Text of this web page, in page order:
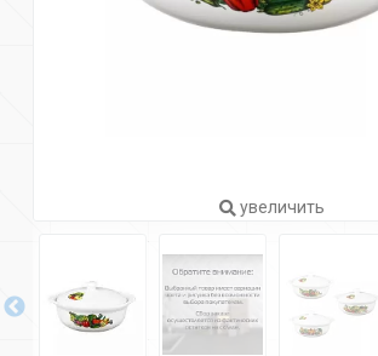
увеличить